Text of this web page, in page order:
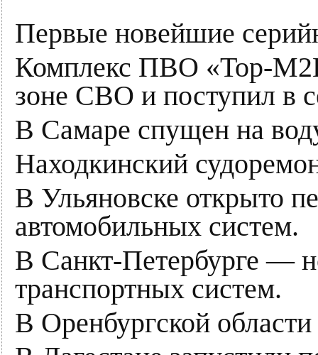
Первые новейшие
Комплекс ПВО «Тор-
зоне СВО и поступил в
В Самаре спущен на
Находкинский
В Ульяновске открыто
автомобильных систем.
В Санкт-Петербурге —
транспортных систем.
В Оренбургской